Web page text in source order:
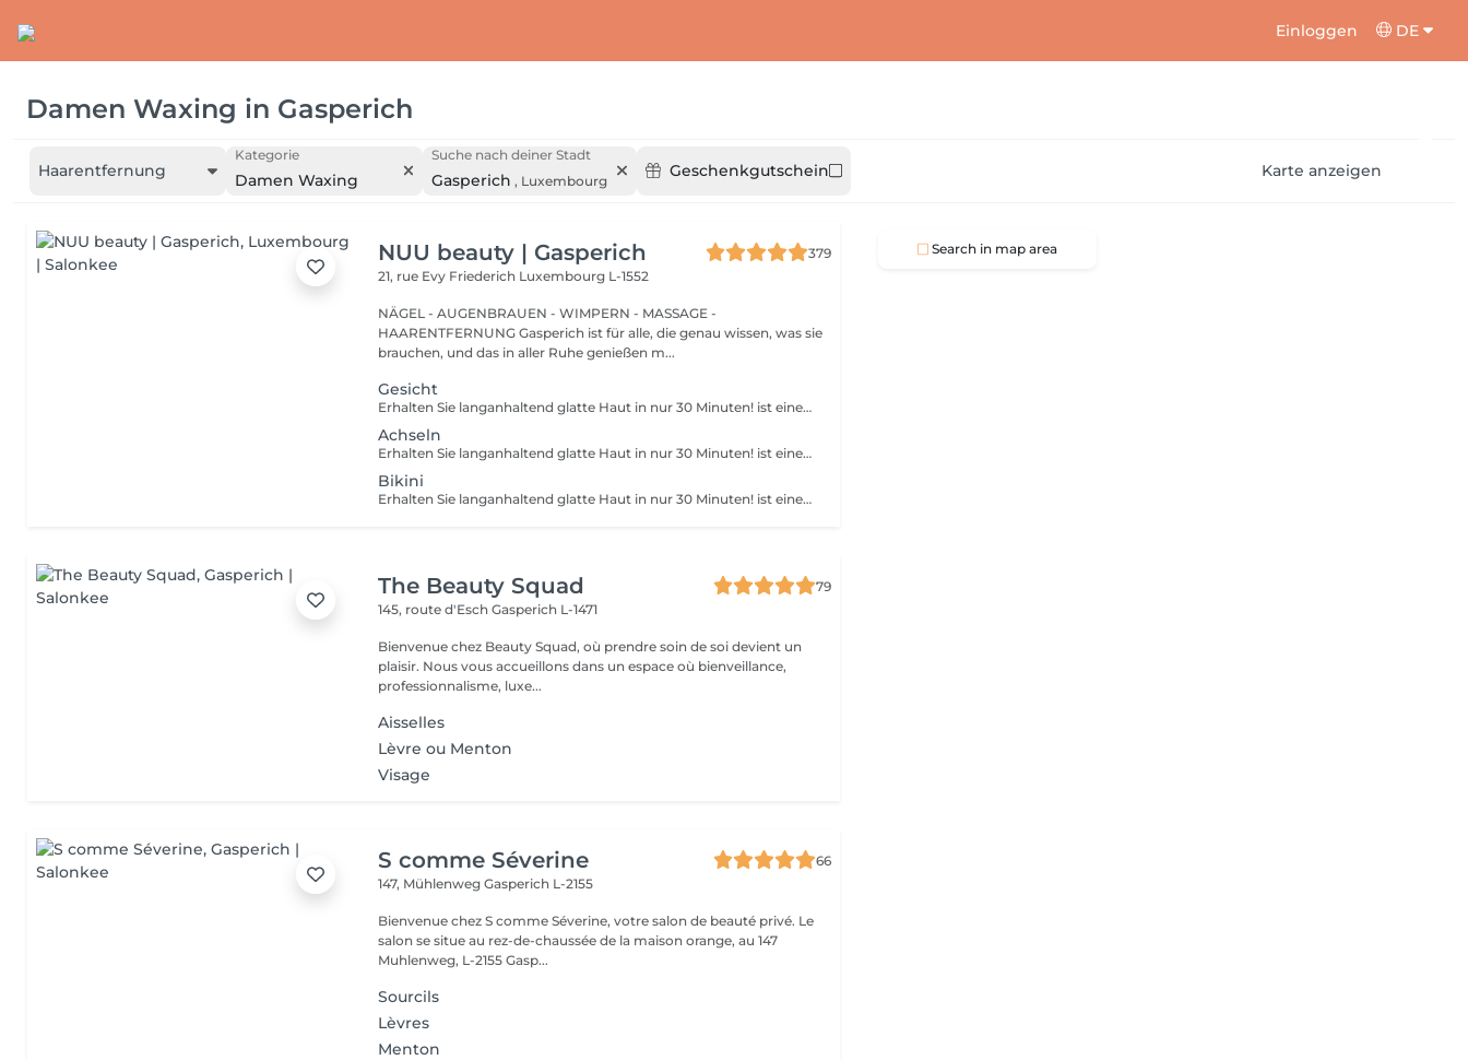
Einloggen DE
Damen Waxing in Gasperich
Haarentfernung
Kategorie
Damen Waxing
Suche nach deiner Stadt
Gasperich , Luxembourg
Geschenkgutschein Karte anzeigen
NUU beauty | Gasperich
379
21, rue Evy Friederich Luxembourg L-1552
NÄGEL - AUGENBRAUEN - WIMPERN - MASSAGE -
HAARENTFERNUNG Gasperich ist für alle, die genau wissen, was sie
brauchen, und das in aller Ruhe genießen m...
Gesicht
Erhalten Sie langanhaltend glatte Haut in nur 30 Minuten! ist eine Methode zur Haarentfernung, bei der die Haare mitsamt der Haarfollikel mit warmem Wachs herausgezogen werden. Wie wird die Wachs-Epilation durchgeführt? - Vorbereitung (die Kosmetikerin trägt eine spezielle antiseptische Lotion auf die Haut auf) - Wachs wird aufgetragen (die Wachsmischung wird auf eine bestimmte Temperatur erhitzt und anschließend mit einem Holzspatel auf die Haut aufgetragen) - Enthaarung (nachdem das Wachs ausgehärtet ist, entfernt die Kosmetikerin die Wachsstreifen mit den Haaren durch scharfe Bewegungen) - Wachsreste werden entfernt (Wachsreste werden entfernt und Aloe-Vera-Creme wird aufgetragen) Altersbeschränkungen: empfohlenes Mindestalter ab 14 Jahren. Empfehlungen nach dem Eingriff: es wird empfohlen, innerhalb von 12 Stunden nach dem Eingriff kein heißes Bad zu nehmen, keine Sauna zu besuchen und nicht im Pool zu schwimmen, da dies zu Reizungen führen kann. Frequenz: einmal in 4 Wochen.
Achseln
Erhalten Sie langanhaltend glatte Haut in nur 30 Minuten! ist eine Methode zur Haarentfernung, bei der die Haare mitsamt der Haarfollikel mit warmem Wachs herausgezogen werden. Wie wird die Wachs-Epilation durchgeführt? - Vorbereitung (die Kosmetikerin trägt eine spezielle antiseptische Lotion auf die Haut auf) - Wachs wird aufgetragen (die Wachsmischung wird auf eine bestimmte Temperatur erhitzt und anschließend mit einem Holzspatel auf die Haut aufgetragen) - Enthaarung (nachdem das Wachs ausgehärtet ist, entfernt die Kosmetikerin die Wachsstreifen mit den Haaren durch scharfe Bewegungen) - Wachsreste werden entfernt (Wachsreste werden entfernt und Aloe-Vera-Creme wird aufgetragen) Altersbeschränkungen: empfohlenes Mindestalter ab 14 Jahren. Empfehlungen nach dem Eingriff: es wird empfohlen, innerhalb von 12 Stunden nach dem Eingriff kein heißes Bad zu nehmen, keine Sauna zu besuchen und nicht im Pool zu schwimmen, da dies zu Reizungen führen kann. Frequenz: einmal in 4 Wochen.
Bikini
Erhalten Sie langanhaltend glatte Haut in nur 30 Minuten! ist eine Methode zur Haarentfernung, bei der die Haare mitsamt der Haarfollikel mit warmem Wachs herausgezogen werden. Wie wird die Wachs-Epilation durchgeführt? - Vorbereitung (die Kosmetikerin trägt eine spezielle antiseptische Lotion auf die Haut auf) - Wachs wird aufgetragen (die Wachsmischung wird auf eine bestimmte Temperatur erhitzt und anschließend mit einem Holzspatel auf die Haut aufgetragen) - Enthaarung (nachdem das Wachs ausgehärtet ist, entfernt die Kosmetikerin die Wachsstreifen mit den Haaren durch scharfe Bewegungen) - Wachsreste werden entfernt (Wachsreste werden entfernt und Aloe-Vera-Creme wird aufgetragen) Altersbeschränkungen: empfohlenes Mindestalter ab 14 Jahren. Empfehlungen nach dem Eingriff: es wird empfohlen, innerhalb von 12 Stunden nach dem Eingriff kein heißes Bad zu nehmen, keine Sauna zu besuchen und nicht im Pool zu schwimmen, da dies zu Reizungen führen kann. Frequenz: einmal in 4 Wochen.
The Beauty Squad
79
145, route d'EschGasperich L-1471
Bienvenue chez Beauty Squad, où prendre soin de soi devient un
plaisir. Nous vous accueillons dans un espace où bienveillance,
professionnalisme, luxe...
Aisselles
Lèvre ou Menton
Visage
S comme Séverine
66
147, MühlenwegGasperich L-2155
Bienvenue chez S comme Séverine, votre salon de beauté privé. Le
salon se situe au rez-de-chaussée de la maison orange, au 147
Muhlenweg, L-2155 Gasp...
Sourcils
Lèvres
Menton
Search in map area